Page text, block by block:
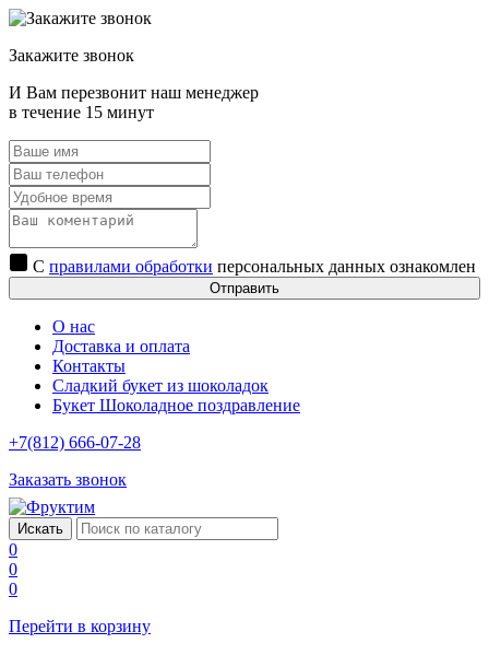
Закажите звонок
И Вам перезвонит наш менеджер
в течение 15 минут
С правилами обработки персональных данных ознакомлен
Отправить
О нас
Доставка и оплата
Контакты
Сладкий букет из шоколадок
Букет Шоколадное поздравление
+7(812) 666-07-28
Заказать звонок
0
0
0
Перейти в корзину